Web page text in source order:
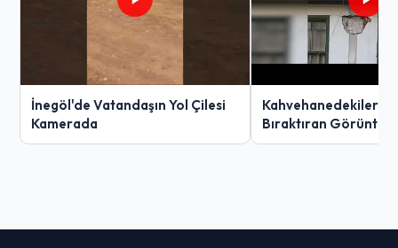
İnegöl'de Vatandaşın Yol Çilesi
Kamerada
Kahvehanedekiler
Bıraktıran Görüntü!